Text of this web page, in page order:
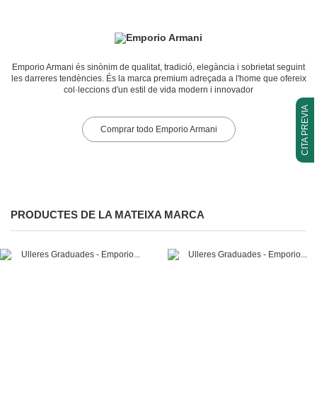
CITA PREVIA
Emporio Armani és sinònim de qualitat, tradició, elegància i sobrietat seguint
les darreres tendències. És la marca premium adreçada a l'home que ofereix
col·leccions d'un estil de vida modern i innovador
Comprar todo Emporio Armani
PRODUCTES DE LA MATEIXA MARCA